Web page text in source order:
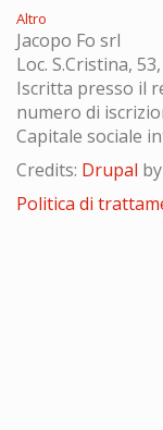
Altro
Jacopo Fo srl
Loc. S.Cristina,
Iscritta presso il
numero di
Capitale sociale
Credits: Drupal by
Politica di